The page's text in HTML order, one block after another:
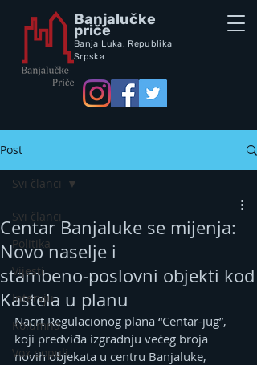
Banjalučke
priče
Banja Luka, Republika
Srpska
Post
Svi članci
Politika
Vijesti
Intervju
Kolumna
Vox populi
Svi članci
Centar Banjaluke se mijenja:
Novo naselje i
stambeno‑poslovni objekti kod
Kastela u planu
Nacrt Regulacionog plana “Centar-jug”,
koji predviđa izgradnju većeg broja
novih objekata u centru Banjaluke,